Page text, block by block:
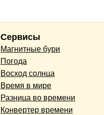
Сервисы
Магнитные бури
Погода
Восход солнца
Время в мире
Разница во времени
Конвертер времени